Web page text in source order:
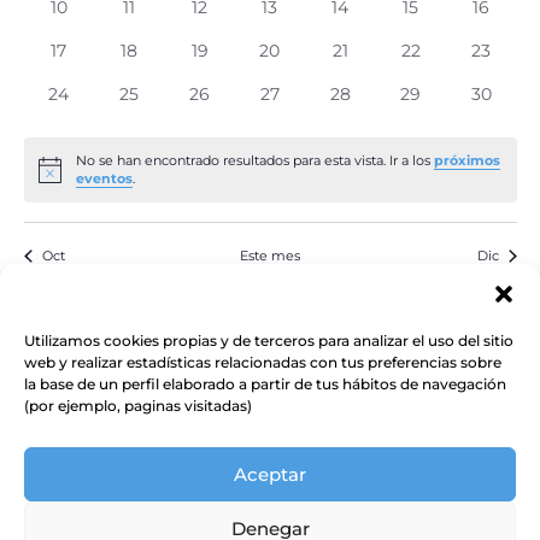
Utilizamos cookies propias y de terceros para analizar el uso del sitio
web y realizar estadísticas relacionadas con tus preferencias sobre
la base de un perfil elaborado a partir de tus hábitos de navegación
(por ejemplo, paginas visitadas)
Aceptar
Denegar
0
10
0
11
0
12
0
13
0
14
0
15
0
16
0
17
0
18
0
19
0
20
0
21
0
22
0
23
0
24
0
25
0
26
0
27
0
28
0
29
0
30
Aviso
No se han encontrado resultados para esta vista. Ir a los próximos
eventos.
Oct Este mes Dic